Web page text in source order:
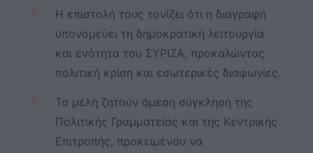
✨
Η επιστολή τους τονίζει ότι η διαγραφή
υπονομεύει τη δημοκρατική λειτουργία
και ενότητα του ΣΥΡΙΖΑ, προκαλώντας
πολιτική κρίση και εσωτερικές διαφωνίες.
✨
Τα μέλη ζητούν άμεση σύγκληση της
Πολιτικής Γραμματείας και της Κεντρικής
Επιτροπής, προκειμένου να